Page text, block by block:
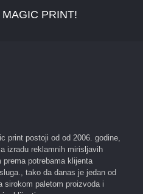
MAGIC PRINT!
print postoji od od 2006. godine,
izradu reklamnih mirisljavih
prema potrebama klijenta
tako da danas je jedan od
sirokom paletom proizvoda i